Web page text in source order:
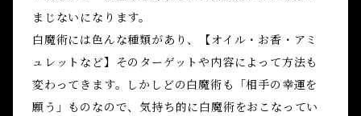
まじないになります。
白魔術には色んな種類があり、【オイル・お香・アミ
ュレットなど】そのターゲットや内容によって方法も
変わってきます。しかしどの白魔術も「相手の幸運を
願う」ものなので、気持ち的に白魔術をおこなってい